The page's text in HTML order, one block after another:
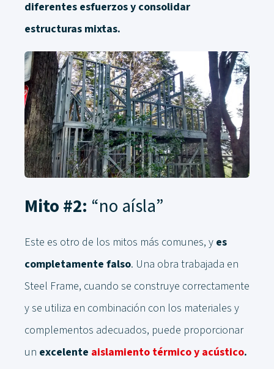
diferentes esfuerzos y consolidar
estructuras mixtas.
Mito #2: “no aísla”
Este es otro de los mitos más comunes, y es
completamente falso. Una obra trabajada en
Steel Frame, cuando se construye correctamente
y se utiliza en combinación con los materiales y
complementos adecuados, puede proporcionar
un excelente aislamiento térmico y acústico.